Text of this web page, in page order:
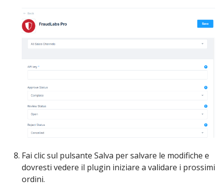
Fai clic sul pulsante Salva per salvare le modifiche e
dovresti vedere il plugin iniziare a validare i prossimi
ordini.